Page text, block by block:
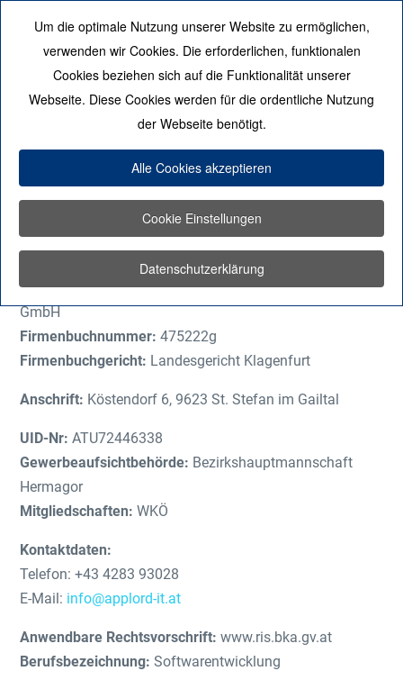
Um die optimale Nutzung unserer Website zu ermöglichen,
verwenden wir Cookies. Die erforderlichen, funktionalen
Cookies beziehen sich auf die Funktionalität unserer
Webseite. Diese Cookies werden für die ordentliche Nutzung
der Webseite benötigt.
Alle Cookies akzeptieren
Cookie Einstellungen
Datenschutzerklärung
Impressum
Informationen und Offenlegung gemäß §5 (1) ECG, §
25 MedienG, § 63 GewO und § 14 UGB
Webseitenbetreiber:applord Information Technologies
GmbH
Firmenbuchnummer: 475222g
Firmenbuchgericht: Landesgericht Klagenfurt
Anschrift: Köstendorf 6, 9623 St. Stefan im Gailtal
UID-Nr: ATU72446338
Gewerbeaufsichtbehörde: Bezirkshauptmannschaft
Hermagor
Mitgliedschaften: WKÖ
Kontaktdaten:
Telefon: +43 4283 93028
E-Mail: info@applord-it.at
Anwendbare Rechtsvorschrift: www.ris.bka.gv.at
Berufsbezeichnung: Softwarentwicklung